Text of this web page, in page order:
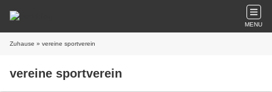
MENU
Zuhause » vereine sportverein
vereine sportverein